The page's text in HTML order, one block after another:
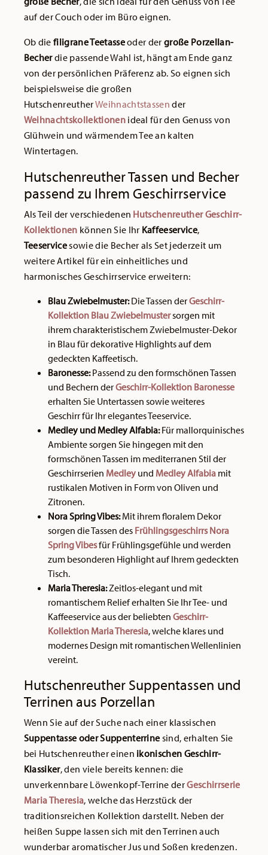
auf der Couch oder im Büro eignen.
Ob die filigrane Teetasseoder dergroße Porzellan-
Becherdie passende Wahl ist, hängt am Ende ganz
von der persönlichen Präferenz ab. So eignen sich
beispielsweise die großen
HutschenreutherWeihnachtstassen der
Weihnachtskollektionenideal für den Genuss von
Glühwein und wärmendem Tee an kalten
Wintertagen.
Hutschenreuther Tassen und Becher
passend zu Ihrem Geschirrservice
Als Teil der verschiedenen Hutschenreuther Geschirr-
Kollektionen können Sie Ihr Kaffeeservice,
Teeservicesowie die Becher als Set jederzeit um
weitere Artikel für ein einheitliches und
harmonisches Geschirrservice erweitern:
Blau Zwiebelmuster:Die Tassen derGeschirr-
Kollektion Blau Zwiebelmustersorgen mit
ihrem charakteristischem Zwiebelmuster-Dekor
in Blau für dekorative Highlights auf dem
gedeckten Kaffeetisch.
Baronesse:Passend zu den formschönen Tassen
und Bechern derGeschirr-Kollektion Baronesse
erhalten Sie Untertassen sowie weiteres
Geschirr für Ihr elegantes Teeservice.
Medley und Medley Alfabia:Für mallorquinisches
Ambiente sorgen Sie hingegen mit den
formschönen Tassen im mediterranen Stil der
Geschirrserien Medleyund Medley Alfabiamit
rustikalen Motiven in Form von Oliven und
Zitronen.
Nora Spring Vibes:Mit ihrem floralem Dekor
sorgen die Tassen des Frühlingsgeschirrs Nora
Spring Vibesfür Frühlingsgefühle und werden
zum besonderen Highlight auf Ihrem gedeckten
Tisch.
Maria Theresia:Zeitlos-elegant und mit
romantischem Relief erhalten Sie Ihr Tee- und
Kaffeeservice aus der beliebten Geschirr-
Kollektion Maria Theresia, welche klares und
modernes Design mit romantischen Wellenlinien
vereint.
Hutschenreuther Suppentassen und
Terrinen aus Porzellan
Wenn Sie auf der Suche nach einer klassischen
Suppentasse oder Suppenterrine sind, erhalten Sie
bei Hutschenreuther einen ikonischen Geschirr-
Klassiker, den viele bereits kennen: die
unverkennbare Löwenkopf-Terrine derGeschirrserie
Maria Theresia, welche das Herzstück der
traditionsreichen Kollektion darstellt. Neben der
heißen Suppe lassen sich mit den Terrinen auch
wunderbar aromatischer Jus und Soßen kredenzen.